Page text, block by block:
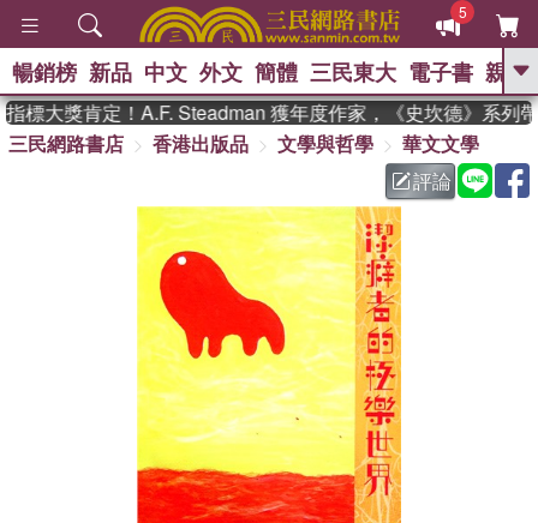
5
GO
熱搜： 東野圭吾 、 高希均教授回憶錄
父親節 、 如果歷
暑期推薦 、 國際布克
獎 臺灣漫遊錄 、 方念華
登輝時代 、 數學女孩：黎曼猜想
偉大的迷走神經
暢銷榜 新品 中文 外文 簡體 三民東大 電子書 親子
標大獎肯定！A.F. Steadman 獲年度作家，《史坎德》系列帶
三民網路書店
香港出版品 文學與哲學
華文文學
評論